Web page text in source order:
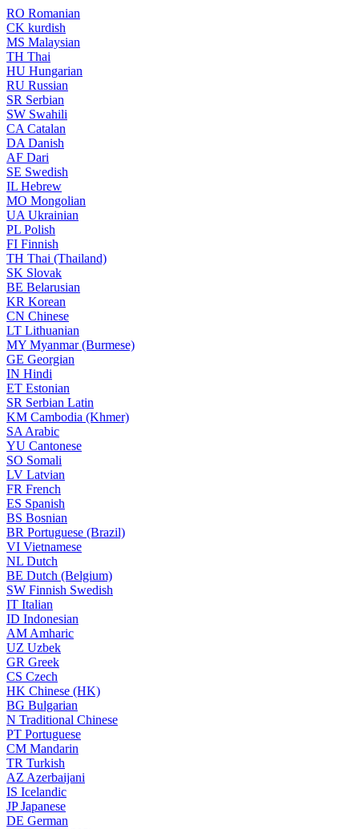
RO Romanian
CK kurdish
MS Malaysian
TH Thai
HU Hungarian
RU Russian
SR Serbian
SW Swahili
CA Catalan
DA Danish
AF Dari
SE Swedish
IL Hebrew
MO Mongolian
UA Ukrainian
PL Polish
FI Finnish
TH Thai (Thailand)
SK Slovak
BE Belarusian
KR Korean
CN Chinese
LT Lithuanian
MY Myanmar (Burmese)
GE Georgian
IN Hindi
ET Estonian
SR Serbian Latin
KM Cambodia (Khmer)
SA Arabic
YU Cantonese
SO Somali
LV Latvian
FR French
ES Spanish
BS Bosnian
BR Portuguese (Brazil)
VI Vietnamese
NL Dutch
BE Dutch (Belgium)
SW Finnish Swedish
IT Italian
ID Indonesian
AM Amharic
UZ Uzbek
GR Greek
CS Czech
HK Chinese (HK)
BG Bulgarian
N Traditional Chinese
PT Portuguese
CM Mandarin
TR Turkish
AZ Azerbaijani
IS Icelandic
JPJapanese
DE German